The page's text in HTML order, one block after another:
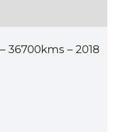
36700kms – 2018